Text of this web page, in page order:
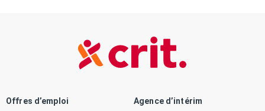
Offres d’emploi Agence d’intérim